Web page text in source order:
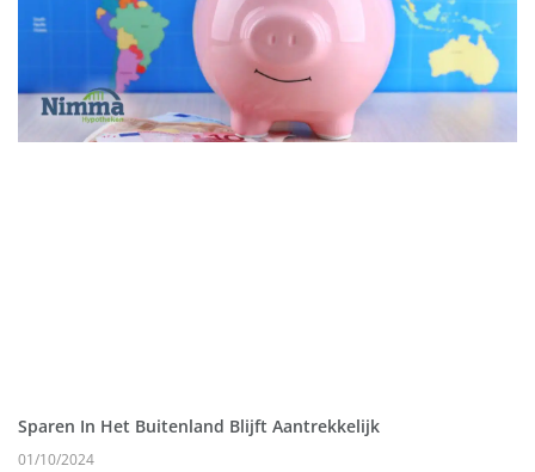
Sparen In Het Buitenland Blijft Aantrekkelijk
01/10/2024